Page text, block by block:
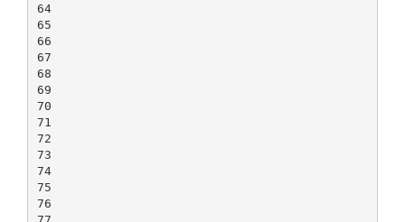
64
65
66
67
68
69
70
71
72
73
74
75
76
77